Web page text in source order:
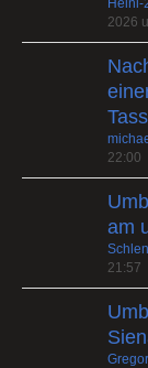
Heini-
2026
22:00
am
21:57
Gregor